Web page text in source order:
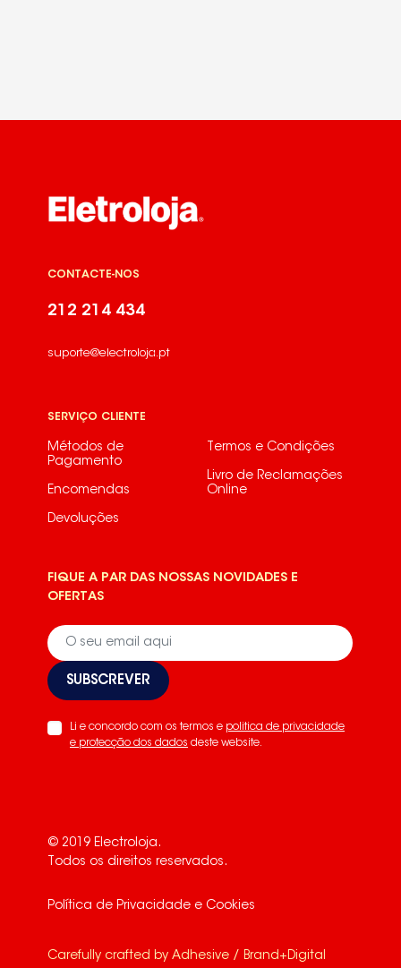
CONTACTE-NOS
212 214 434
suporte@electroloja.pt
SERVIÇO CLIENTE
Métodos de
Pagamento
Encomendas
Devoluções
Termos e Condições
Livro de Reclamações
Online
FIQUE A PAR DAS NOSSAS NOVIDADES E
OFERTAS
SUBSCREVER
Li e concordo com os termos e politica de privacidade
e protecção dos dados deste website.
© 2019 Electroloja.
Todos os direitos reservados.
Política de Privacidade e Cookies
Carefully crafted byAdhesive / Brand+Digital